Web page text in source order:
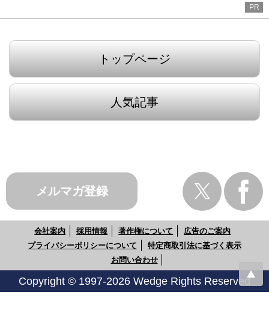
PR
トップページ
人気記事
メルマガ登録
会社案内 採用情報 著作権について
広告のご案内
プライバシーポリシーについて
特定商取引法に基づく表示
お問い合わせ
Copyright © 1997-2026 Wedge Rights Reserved